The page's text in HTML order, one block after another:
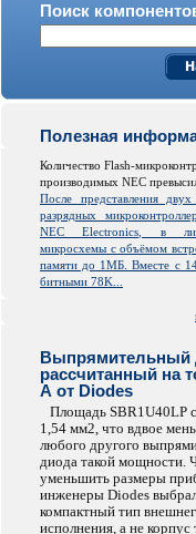
Поиск
Полезная
Количество Flash-
производимых NEC
После представления
разрядных
NEC Electronics, в
микросхемы с объёмом
памяти до 1МБ. Вместе с
битными 78K...
Выпрямительный
рассчитанный на
А от Diodes
Площадь SBR1U40LP
1,54 мм2, что вдвое
любого другого
диода такой мощности.
уменьшить размеры
инженеры Diodes
компактный тип
исполнения, а не корпус